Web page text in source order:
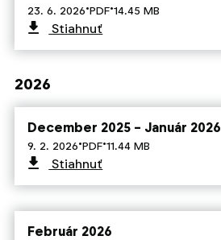
23. 6. 2026·PDF·14.45 MB
Stiahnuť
2026
December 2025 – Január 2026
9. 2. 2026·PDF·11.44 MB
Stiahnuť
Február 2026